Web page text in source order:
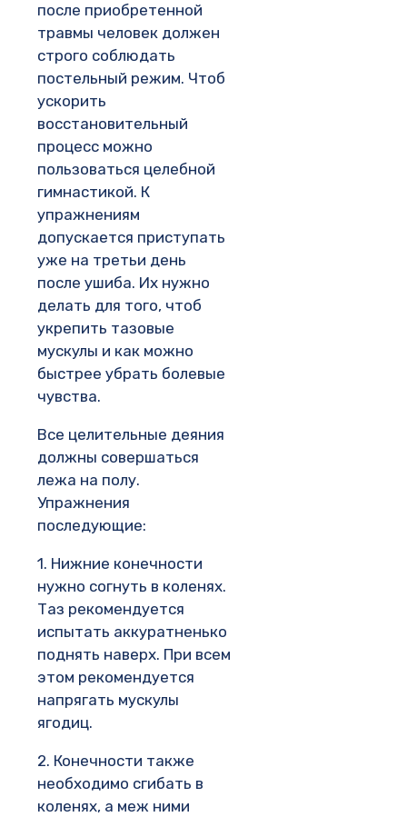
после приобретенной
травмы человек должен
строго соблюдать
постельный режим. Чтоб
ускорить
восстановительный
процесс можно
пользоваться целебной
гимнастикой. К
упражнениям
допускается приступать
уже на третьи день
после ушиба. Их нужно
делать для того, чтоб
укрепить тазовые
мускулы и как можно
быстрее убрать болевые
чувства.
Все целительные деяния
должны совершаться
лежа на полу.
Упражнения
последующие:
1. Нижние конечности
нужно согнуть в коленях.
Таз рекомендуется
испытать аккуратненько
поднять наверх. При всем
этом рекомендуется
напрягать мускулы
ягодиц.
2. Конечности также
необходимо сгибать в
коленях, а меж ними